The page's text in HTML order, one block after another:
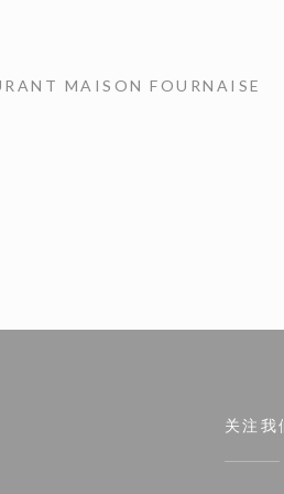
MAISON FOURNAISE
关注我